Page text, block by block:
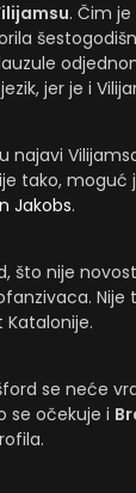
. Čim
jer je i
najavi
tako, moguć
Jakobs.
što nije
se neće
se očekuje i